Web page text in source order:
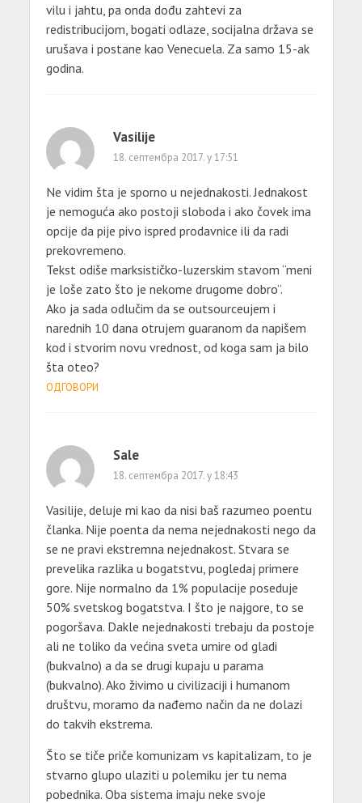
vilu i jahtu, pa onda dođu zahtevi za
redistribucijom, bogati odlaze, socijalna država se
urušava i postane kao Venecuela. Za samo 15-ak
godina.
Vasilije
18. септембра 2017. у 17:51
Ne vidim šta je sporno u nejednakosti. Jednakost
je nemoguća ako postoji sloboda i ako čovek ima
opcije da pije pivo ispred prodavnice ili da radi
prekovremeno.
Tekst odiše marksističko-luzerskim stavom “meni
je loše zato što je nekome drugome dobro”.
Ako ja sada odlučim da se outsourceujem i
narednih 10 dana otrujem guaranom da napišem
kod i stvorim novu vrednost, od koga sam ja bilo
šta oteo?
ОДГОВОРИ
Sale
18. септембра 2017. у 18:43
Vasilije, deluje mi kao da nisi baš razumeo poentu
članka. Nije poenta da nema nejednakosti nego da
se ne pravi ekstremna nejednakost. Stvara se
prevelika razlika u bogatstvu, pogledaj primere
gore. Nije normalno da 1% populacije poseduje
50% svetskog bogatstva. I što je najgore, to se
pogoršava. Dakle nejednakosti trebaju da postoje
ali ne toliko da većina sveta umire od gladi
(bukvalno) a da se drugi kupaju u parama
(bukvalno). Ako živimo u civilizaciji i humanom
društvu, moramo da nađemo način da ne dolazi
do takvih ekstrema.
Što se tiče priče komunizam vs kapitalizam, to je
stvarno glupo ulaziti u polemiku jer tu nema
pobednika. Oba sistema imaju neke svoje